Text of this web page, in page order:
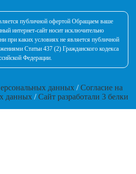
публичной офертой Обращаем ваше
интернет-сайт носит исключительно
при каких условиях не является публичной
Статьи 437 (2) Гражданского кодекса
Федерации.
данных /Согласие на
данных/Сайт разработали 3 белки